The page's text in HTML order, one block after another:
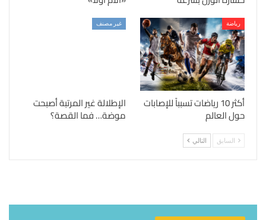
رياضة
أكثر 10 رياضات تسبباً للإصابات
حول العالم
غير مصنف
الإطلالة غير المرتبة أصبحت
موضة… فما القصة؟
السابق التالي